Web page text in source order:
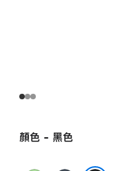
顏色 - 黑色